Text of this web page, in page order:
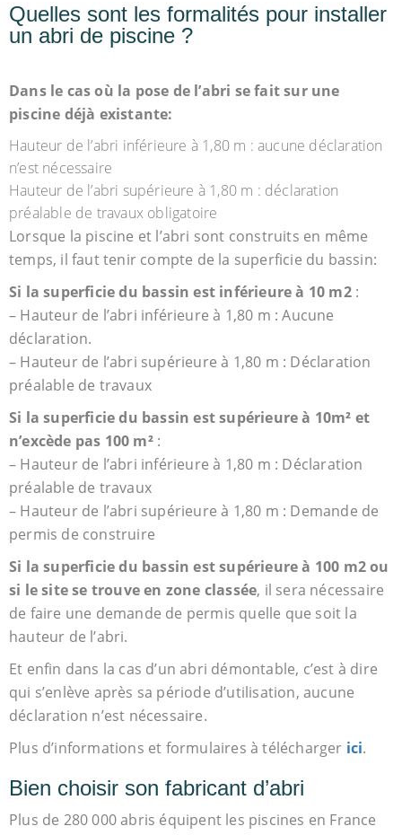
Quelles sont les formalités pour installer
un abri de piscine ?
Dans le cas où la pose de l’abri se fait sur une
piscine déjà existante:
Hauteur de l’abri inférieure à 1,80 m : aucune déclaration
n’est nécessaire
Hauteur de l’abri supérieure à 1,80 m : déclaration
préalable de travaux obligatoire
Lorsque la piscine et l’abri sont construits en même
temps, il faut tenir compte de la superficie du bassin:
Si la superficie du bassin est inférieure à 10 m2:
– Hauteur de l’abri inférieure à 1,80 m : Aucune
déclaration.
– Hauteur de l’abri supérieure à 1,80 m : Déclaration
préalable de travaux
Si la superficie du bassin est supérieure à 10m² et
n’excède pas 100 m²:
– Hauteur de l’abri inférieure à 1,80 m : Déclaration
préalable de travaux
– Hauteur de l’abri supérieure à 1,80 m : Demande de
permis de construire
Si la superficie du bassin est supérieure à 100 m2 ou
si le site se trouve en zone classée, il sera nécessaire
de faire une demande de permis quelle que soit la
hauteur de l’abri.
Et enfin dans la cas d’un abri démontable, c’est à dire
qui s’enlève après sa période d’utilisation, aucune
déclaration n’est nécessaire.
Plus d’informations et formulaires à télécharger ici.
Bien choisir son fabricant d’abri
Plus de 280 000 abris équipent les piscines en France